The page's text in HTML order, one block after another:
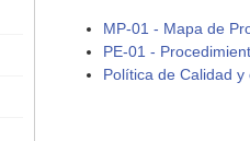
MP-01 - Mapa de
PE-01 -
Política de Calidad